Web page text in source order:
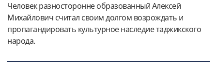
Человек разносторонне образованный Алексей
Михайлович считал своим долгом возрождать и
пропагандировать культурное наследие таджикского
народа.